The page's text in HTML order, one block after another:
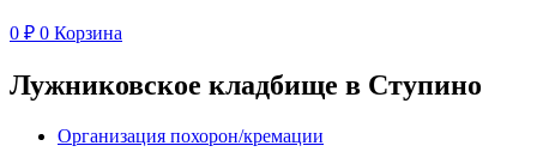
0 ₽ 0 Корзина
Лужниковское кладбище в Ступино
Организация похорон/кремации